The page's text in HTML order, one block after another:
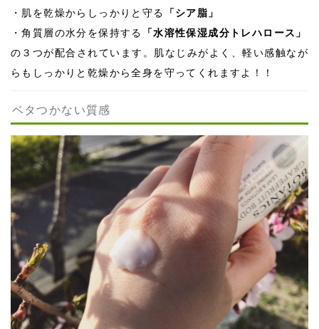
・肌を乾燥からしっかりと守る
「シア脂」
・角質層の水分を保持する
「水溶性保湿成分トレハロース」
の３つが配合されています。肌なじみがよく、軽い感触なが
らもしっかりと乾燥から全身を守ってくれますよ！！
ベタつかない質感